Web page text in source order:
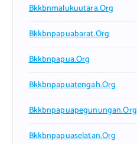
Bkkbnmalukuutara.org
Bkkbnpapuabarat.org
Bkkbnpapua.org
Bkkbnpapuatengah.org
Bkkbnpapuapegunungan.org
Bkkbnpapuaselatan.org